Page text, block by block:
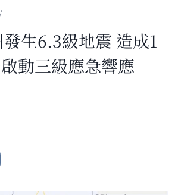
/
生6.3級地震 造成1
動三級應急響應